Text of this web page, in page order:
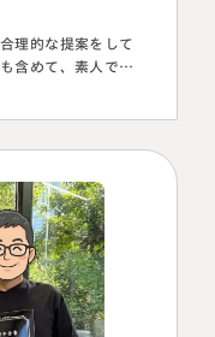
理的な提案をして
含めて、素人では